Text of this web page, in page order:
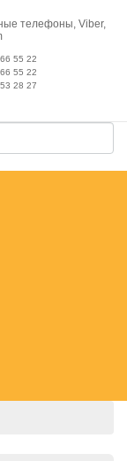
телефоны, Viber,
55 22
55 22
28 27